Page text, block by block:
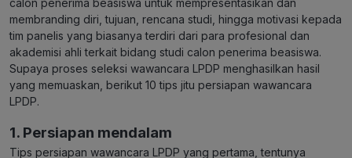
membranding diri, tujuan, rencana studi, hingga motivasi kepada
tim panelis yang biasanya terdiri dari para profesional dan
akademisi ahli terkait bidang studi calon penerima beasiswa.
Supaya proses seleksi wawancara LPDP menghasilkan hasil
yang memuaskan, berikut 10 tips jitu persiapan wawancara
LPDP.
1. Persiapan mendalam
Tips persiapan wawancara LPDP yang pertama, tentunya